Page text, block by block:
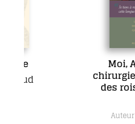
Moi,
chirurgien
des rois
Auteur